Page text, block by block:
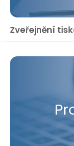
Zveřejnění